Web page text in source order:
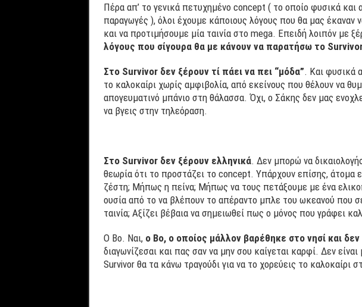
Πέρα απ’ το γενικά πετυχημένο concept ( το οποίο φυσικά και
παραγωγές ), όλοι έχουμε κάποιους λόγους που θα μας έκαναν
και να προτιμήσουμε μία ταινία στο mega. Επειδή λοιπόν με
λόγους που σίγουρα θα με κάνουν να παρατήσω το
Στο Survivor δεν ξέρουν τί πάει να πει “μόδα”. Και φυσικά
το καλοκαίρι χωρίς αμφιβολία, από εκείνους που θέλουν να
απογευματινό μπάνιο στη θάλασσα. Όχι, ο Σάκης δεν μας
να βγεις στην τηλεόραση.
Στο Survivor δεν ξέρουν ελληνικά. Δεν μπορώ να
θεωρία ότι το προστάζει το concept. Υπάρχουν επίσης,
ζέστη; Μήπως η πείνα; Μήπως να τους πετάξουμε με ένα
ουσία από το να βλέπουν το απέραντο μπλε του ωκεανού που
ταινία; Αξίζει βέβαια να σημειωθεί πως ο μόνος που γράφει
O Βο. Ναι, ο Bo, ο οποίος μάλλον βαρέθηκε στο νησί και δεν
διαγωνίζεσαι και πας σαν να μην σου καίγεται καρφί. Δεν
Survivor θα τα κάνω τραγούδι για να το χορεύεις το καλοκαίρι